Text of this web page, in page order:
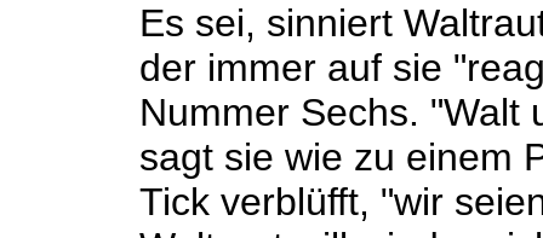
Es sei, sinniert
der immer auf sie
Nummer Sechs. "Walt
sagt sie wie zu einem
Tick verblüfft, "wir